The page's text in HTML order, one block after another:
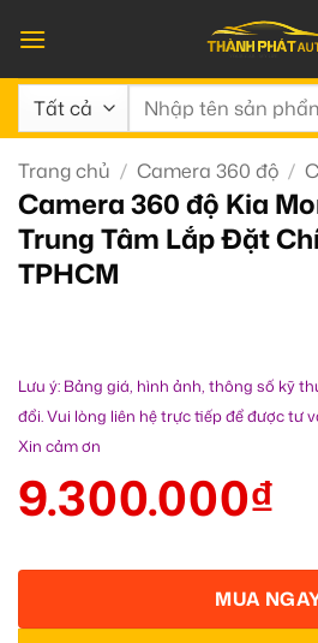
qua
nội
dung
Tìm
Trang chủ / Camera 360 độ /
Camera 360 độ Kia
Trung Tâm Lắp Đặt
TPHCM
Lưu ý: Bảng giá, hình ảnh, thông số kỹ
đổi. Vui lòng liên hệ trực tiếp để được tư
Xin cảm ơn
9.300.000₫
MUA